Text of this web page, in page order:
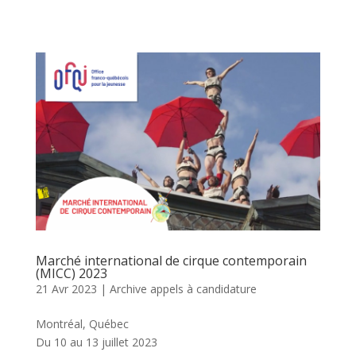
Marché international de cirque contemporain
(MICC) 2023
21 Avr 2023 | Archive appels à candidature
Montréal, Québec
Du 10 au 13 juillet 2023